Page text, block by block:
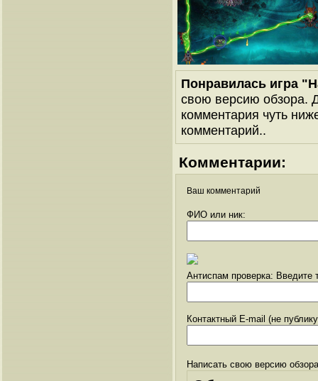
Понравилась игра
свою версию обзора.
комментария чуть
комментарий..
Комментарии:
Ваш комментарий
ФИО или ник:
Антиспам проверка: Введите
Контактный E-mail (не
Написать свою версию